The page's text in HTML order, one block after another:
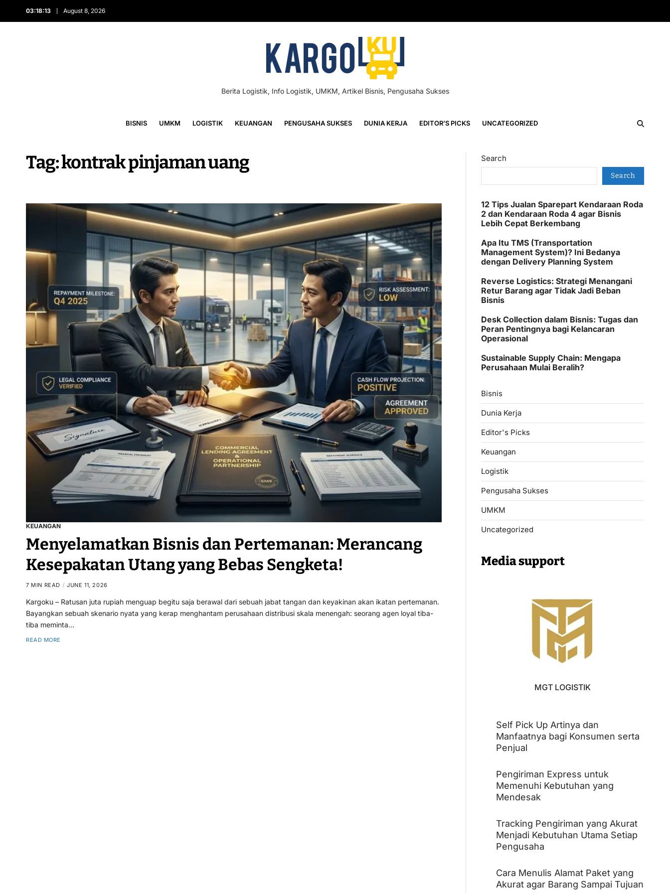
03:18:13 August 8, 2026
Berita Logistik, Info Logistik, UMKM, Artikel Bisnis, Pengusaha Sukses
BISNIS UMKM LOGISTIK KEUANGAN PENGUSAHA SUKSES DUNIA KERJA EDITOR’S PICKS UNCATEGORIZED
Tag:kontrak pinjaman uang
KEUANGAN
Menyelamatkan Bisnis dan Pertemanan: Merancang
Kesepakatan Utang yang Bebas Sengketa!
7 MIN READ JUNE 11, 2026
Kargoku – Ratusan juta rupiah menguap begitu saja berawal dari sebuah jabat tangan dan keyakinan akan ikatan pertemanan.
Bayangkan sebuah skenario nyata yang kerap menghantam perusahaan distribusi skala menengah: seorang agen loyal tiba-
tiba meminta…
READ MORE
Search
Search
12 Tips Jualan Sparepart Kendaraan Roda
2 dan Kendaraan Roda 4 agar Bisnis
Lebih Cepat Berkembang
Apa Itu TMS (Transportation
Management System)? Ini Bedanya
dengan Delivery Planning System
Reverse Logistics: Strategi Menangani
Retur Barang agar Tidak Jadi Beban
Bisnis
Desk Collection dalam Bisnis: Tugas dan
Peran Pentingnya bagi Kelancaran
Operasional
Sustainable Supply Chain: Mengapa
Perusahaan Mulai Beralih?
Bisnis
Dunia Kerja
Editor's Picks
Keuangan
Logistik
Pengusaha Sukses
UMKM
Uncategorized
Media support
MGT LOGISTIK
Self Pick Up Artinya dan
Manfaatnya bagi Konsumen serta
Penjual
Pengiriman Express untuk
Memenuhi Kebutuhan yang
Mendesak
Tracking Pengiriman yang Akurat
Menjadi Kebutuhan Utama Setiap
Pengusaha
Cara Menulis Alamat Paket yang
Akurat agar Barang Sampai Tujuan